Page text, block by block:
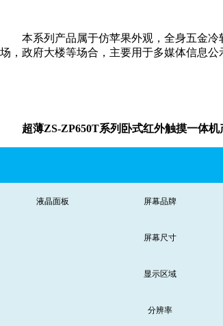
本系列产品属于仿苹果外观，全身五金冷
场，政府大楼等场合，主要用于多媒体信息公
超薄ZS-ZP650T系列卧式红外触摸一体机
液晶面板 屏幕品牌
屏幕尺寸
显示区域
分辨率